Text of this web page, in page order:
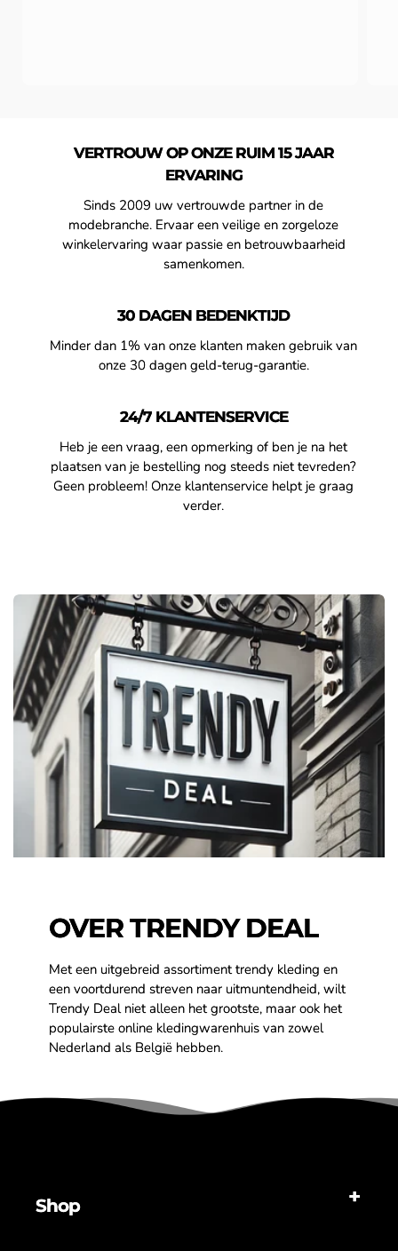
VERTROUW OP ONZE RUIM 15 JAAR
ERVARING
Sinds 2009 uw vertrouwde partner in de
modebranche. Ervaar een veilige en zorgeloze
winkelervaring waar passie en betrouwbaarheid
samenkomen.
30 DAGEN BEDENKTIJD
Minder dan 1% van onze klanten maken gebruik van
onze 30 dagen geld-terug-garantie.
24/7 KLANTENSERVICE
Heb je een vraag, een opmerking of ben je na het
plaatsen van je bestelling nog steeds niet tevreden?
Geen probleem! Onze klantenservice helpt je graag
verder.
OVER TRENDY DEAL
Met een uitgebreid assortiment trendy kleding en
een voortdurend streven naar uitmuntendheid, wilt
Trendy Deal niet alleen het grootste, maar ook het
populairste online kledingwarenhuis van zowel
Nederland als België hebben.
Shop